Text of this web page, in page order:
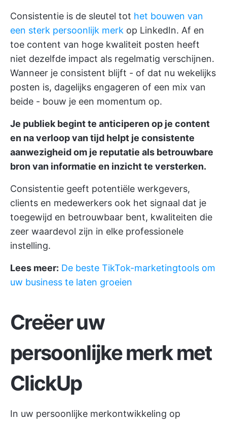
Consistentie is de sleutel tot het bouwen van
een sterk persoonlijk merk op LinkedIn. Af en
toe content van hoge kwaliteit posten heeft
niet dezelfde impact als regelmatig verschijnen.
Wanneer je consistent blijft - of dat nu wekelijks
posten is, dagelijks engageren of een mix van
beide - bouw je een momentum op.
Je publiek begint te anticiperen op je content
en na verloop van tijd helpt je consistente
aanwezigheid om je reputatie als betrouwbare
bron van informatie en inzicht te versterken.
Consistentie geeft potentiële werkgevers,
clients en medewerkers ook het signaal dat je
toegewijd en betrouwbaar bent, kwaliteiten die
zeer waardevol zijn in elke professionele
instelling.
Lees meer: De beste TikTok-marketingtools om
uw business te laten groeien
Creëer uw
persoonlijke merk met
ClickUp
In uw persoonlijke merkontwikkeling op